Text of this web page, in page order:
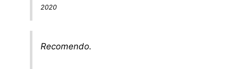
2020
Recomendo.